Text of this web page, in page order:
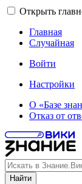
Открыть
Главная
Случайная
Войти
Настройки
О «Базе
Отказ от
Найти